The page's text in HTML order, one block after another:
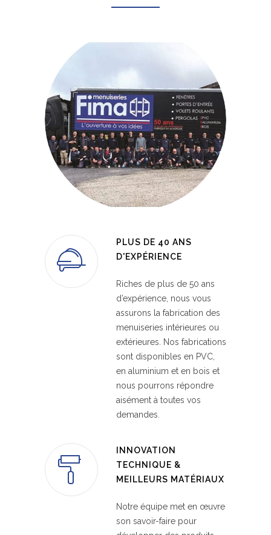
PLUS DE 40 ANS
D'EXPÉRIENCE
Riches de plus de 50 ans
d’expérience, nous vous
assurons la fabrication des
menuiseries intérieures ou
extérieures. Nos fabrications
sont disponibles en PVC,
en aluminium et en bois et
nous pourrons répondre
aisément à toutes vos
demandes.
INNOVATION
TECHNIQUE &
MEILLEURS MATÉRIAUX
Notre équipe met en œuvre
son savoir-faire pour